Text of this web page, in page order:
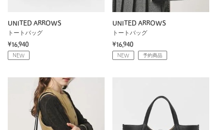
UNITED ARROWS
トートバッグ
¥16,940
NEW
UNITED ARROWS
トートバッグ
¥16,940
NEW 予約商品